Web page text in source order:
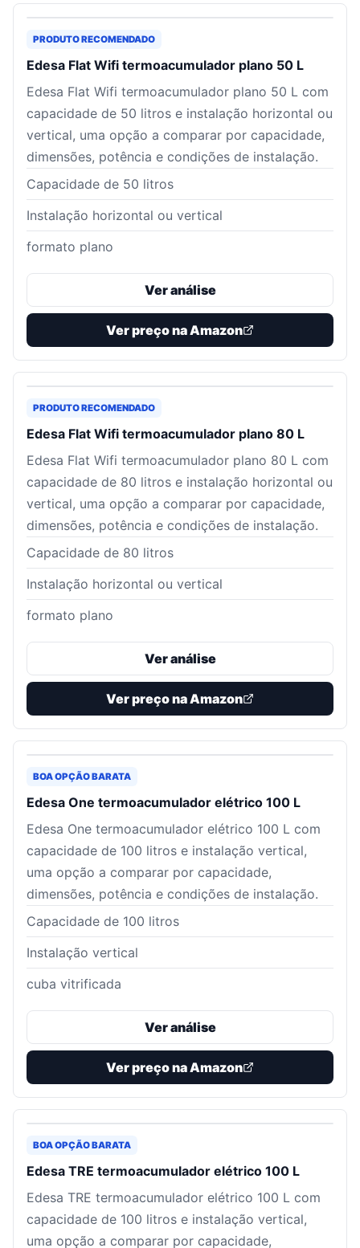
PRODUTO RECOMENDADO
Edesa Flat Wifi termoacumulador plano 50 L
Edesa Flat Wifi termoacumulador plano 50 L com
capacidade de 50 litros e instalação horizontal ou
vertical, uma opção a comparar por capacidade,
dimensões, potência e condições de instalação.
Capacidade de 50 litros
Instalação horizontal ou vertical
formato plano
Ver análise
Ver preço na Amazon
PRODUTO RECOMENDADO
Edesa Flat Wifi termoacumulador plano 80 L
Edesa Flat Wifi termoacumulador plano 80 L com
capacidade de 80 litros e instalação horizontal ou
vertical, uma opção a comparar por capacidade,
dimensões, potência e condições de instalação.
Capacidade de 80 litros
Instalação horizontal ou vertical
formato plano
Ver análise
Ver preço na Amazon
BOA OPÇÃO BARATA
Edesa One termoacumulador elétrico 100 L
Edesa One termoacumulador elétrico 100 L com
capacidade de 100 litros e instalação vertical,
uma opção a comparar por capacidade,
dimensões, potência e condições de instalação.
Capacidade de 100 litros
Instalação vertical
cuba vitrificada
Ver análise
Ver preço na Amazon
BOA OPÇÃO BARATA
Edesa TRE termoacumulador elétrico 100 L
Edesa TRE termoacumulador elétrico 100 L com
capacidade de 100 litros e instalação vertical,
uma opção a comparar por capacidade,